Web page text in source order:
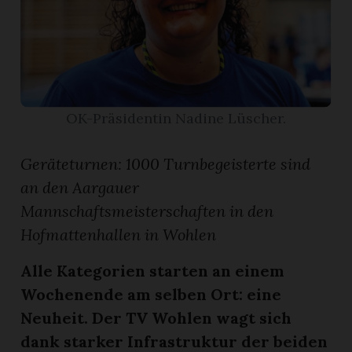
Geräteturnen: 1000 Turnbegeisterte sind
an den Aargauer
Mannschaftsmeisterschaften in den
Hofmattenhallen in Wohlen
Alle Kategorien starten an einem
Wochenende am selben Ort: eine
Neuheit. Der TV Wohlen wagt sich
dank starker Infrastruktur der beiden